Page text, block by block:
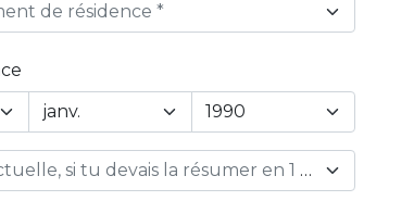
de résidence *
Ta situation actuelle, si tu devais la résumer en 1 mot… *